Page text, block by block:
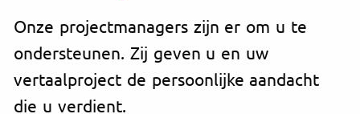
Onze projectmanagers zijn er om u te
ondersteunen. Zij geven u en uw
vertaalproject de persoonlijke aandacht
die u verdient.